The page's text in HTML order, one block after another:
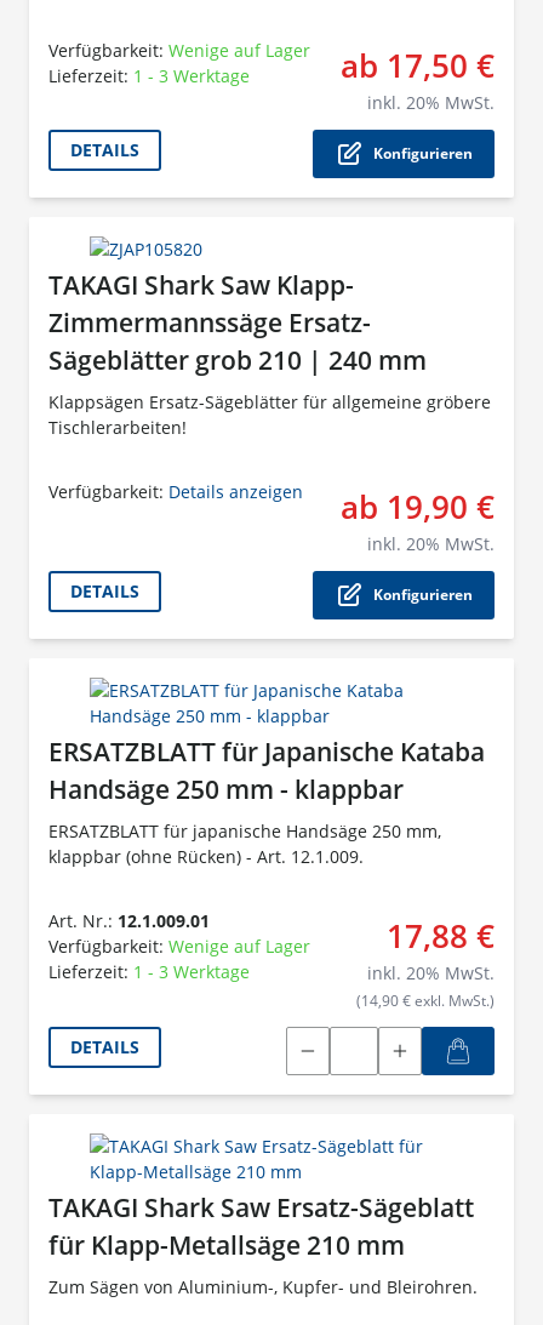
Verfügbarkeit: Wenige auf Lager
Lieferzeit: 1 - 3 Werktage ab 17,50 €
inkl. 20% MwSt.
DETAILS Konfigurieren
TAKAGI Shark Saw Klapp-
Zimmermannssäge Ersatz-
Sägeblätter grob 210 | 240 mm
Klappsägen Ersatz-Sägeblätter für allgemeine gröbere
Tischlerarbeiten!
Verfügbarkeit: Details anzeigen ab 19,90 €
inkl. 20% MwSt.
DETAILS Konfigurieren
ERSATZBLATT für Japanische Kataba
Handsäge 250 mm - klappbar
ERSATZBLATT für japanische Handsäge 250 mm,
klappbar (ohne Rücken) - Art. 12.1.009.
Art. Nr.: 12.1.009.01
Verfügbarkeit: Wenige auf Lager
Lieferzeit: 1 - 3 Werktage
17,88 €
inkl. 20% MwSt.
(14,90 € exkl. MwSt.)
DETAILS
TAKAGI Shark Saw Ersatz-Sägeblatt
für Klapp-Metallsäge 210 mm
Zum Sägen von Aluminium-, Kupfer- und Bleirohren.